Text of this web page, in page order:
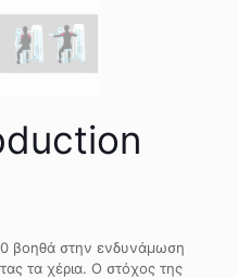
βοηθά στην ενδυνάμωση
τα χέρια. Ο στόχος της